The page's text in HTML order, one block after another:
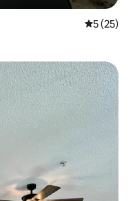
Średnia
5 (25)